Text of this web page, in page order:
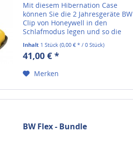
Mit diesem Hibernation Case
können Sie die 2 Jahresgeräte BW
Clip von Honeywell in den
Schlafmodus legen und so die
Laufzeit auf bis zu 3 Jahre
verlängern - hierbei müssen die
Geräte allerdings mindestens 1
Inhalt 1 Stück(0,00 € * / 0 Stück)
41,00 € *
Merken
BW Flex - Bundle